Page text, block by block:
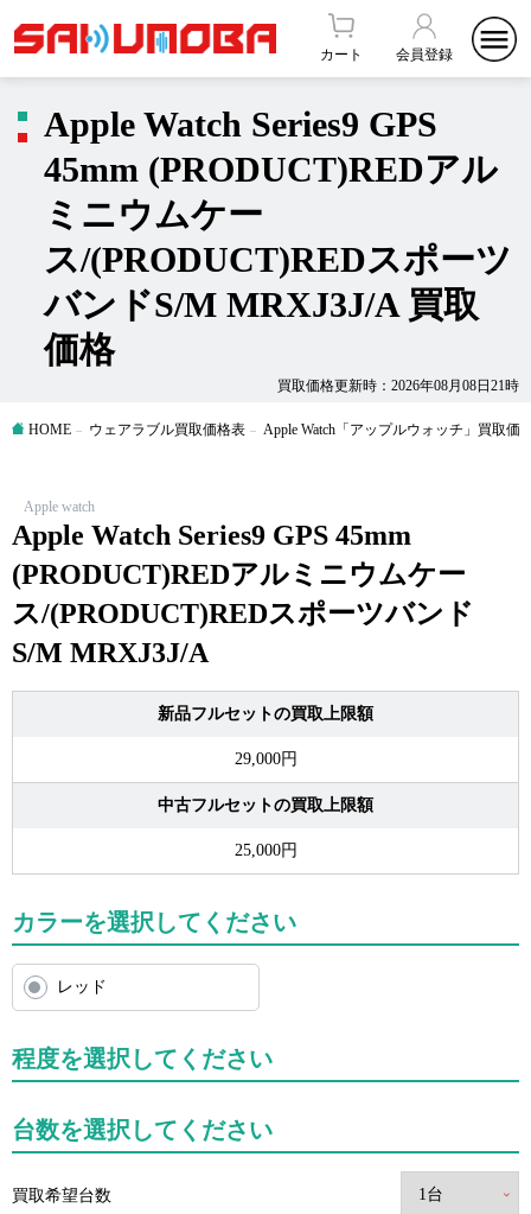
カート 会員登録
買取価格更新時：2026年08月08日21時
Apple Watch Series9 GPS
45mm (PRODUCT)REDアル
ミニウムケー
ス/(PRODUCT)REDスポーツ
バンドS/M MRXJ3J/A 買取
価格
HOME ウェアラブル買取価格表 Apple Watch「アップルウォッチ」買取価
Apple watch
Apple Watch Series9 GPS 45mm
(PRODUCT)REDアルミニウムケー
ス/(PRODUCT)REDスポーツバンド
S/M MRXJ3J/A
新品フルセットの買取上限額
29,000円
中古フルセットの買取上限額
25,000円
カラーを選択してください
レッド
程度を選択してください
台数を選択してください
買取希望台数